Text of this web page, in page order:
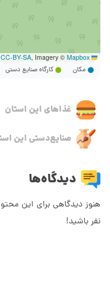
Leaflet
CC-BY-SA, Imagery © Mapbox
مکان کارگاه صنایع دستی
غذاهای این استان
صنایع‌دستی این
دیدگاه‌ها
هنوز دیدگاهی برای این
نفر باشید!